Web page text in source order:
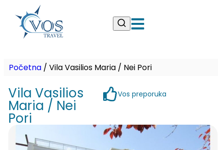
Početna / Vila Vasilios Maria / Nei Pori
Vila Vasilios
Maria / Nei
Pori
Vos preporuka